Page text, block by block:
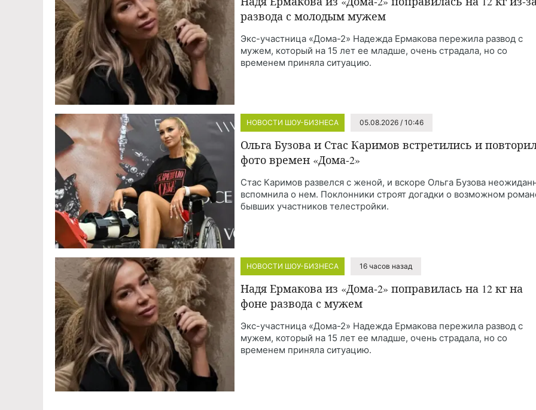
развода с молодым мужем
Экс-участница «Дома-2» Надежда Ермакова пережила развод с
мужем, который на 15 лет ее младше, очень страдала, но со
временем приняла ситуацию.
НОВОСТИ ШОУ-БИЗНЕСА 05.08.2026 / 10:46
Ольга Бузова и Стас Каримов встретились и
фото времен «Дома-2»
Стас Каримов развелся с женой, и вскоре Ольга Бузова
вспомнила о нем. Поклонники строят догадки о возможном
бывших участников телестройки.
НОВОСТИ ШОУ-БИЗНЕСА 16 часов назад
Надя Ермакова из «Дома-2» поправилась на 12 кг на
фоне развода с мужем
Экс-участница «Дома-2» Надежда Ермакова пережила развод с
мужем, который на 15 лет ее младше, очень страдала, но со
временем приняла ситуацию.